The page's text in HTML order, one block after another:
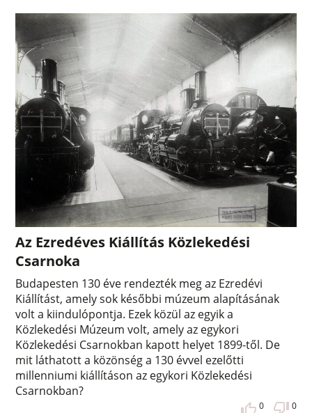
Az Ezredéves Kiállítás Közlekedési
Csarnoka
Budapesten 130 éve rendezték meg az Ezredévi
Kiállítást, amely sok későbbi múzeum alapításának
volt a kiindulópontja. Ezek közül az egyik a
Közlekedési Múzeum volt, amely az egykori
Közlekedési Csarnokban kapott helyet 1899-től. De
mit láthatott a közönség a 130 évvel ezelőtti
millenniumi kiállításon az egykori Közlekedési
Csarnokban?
0 0